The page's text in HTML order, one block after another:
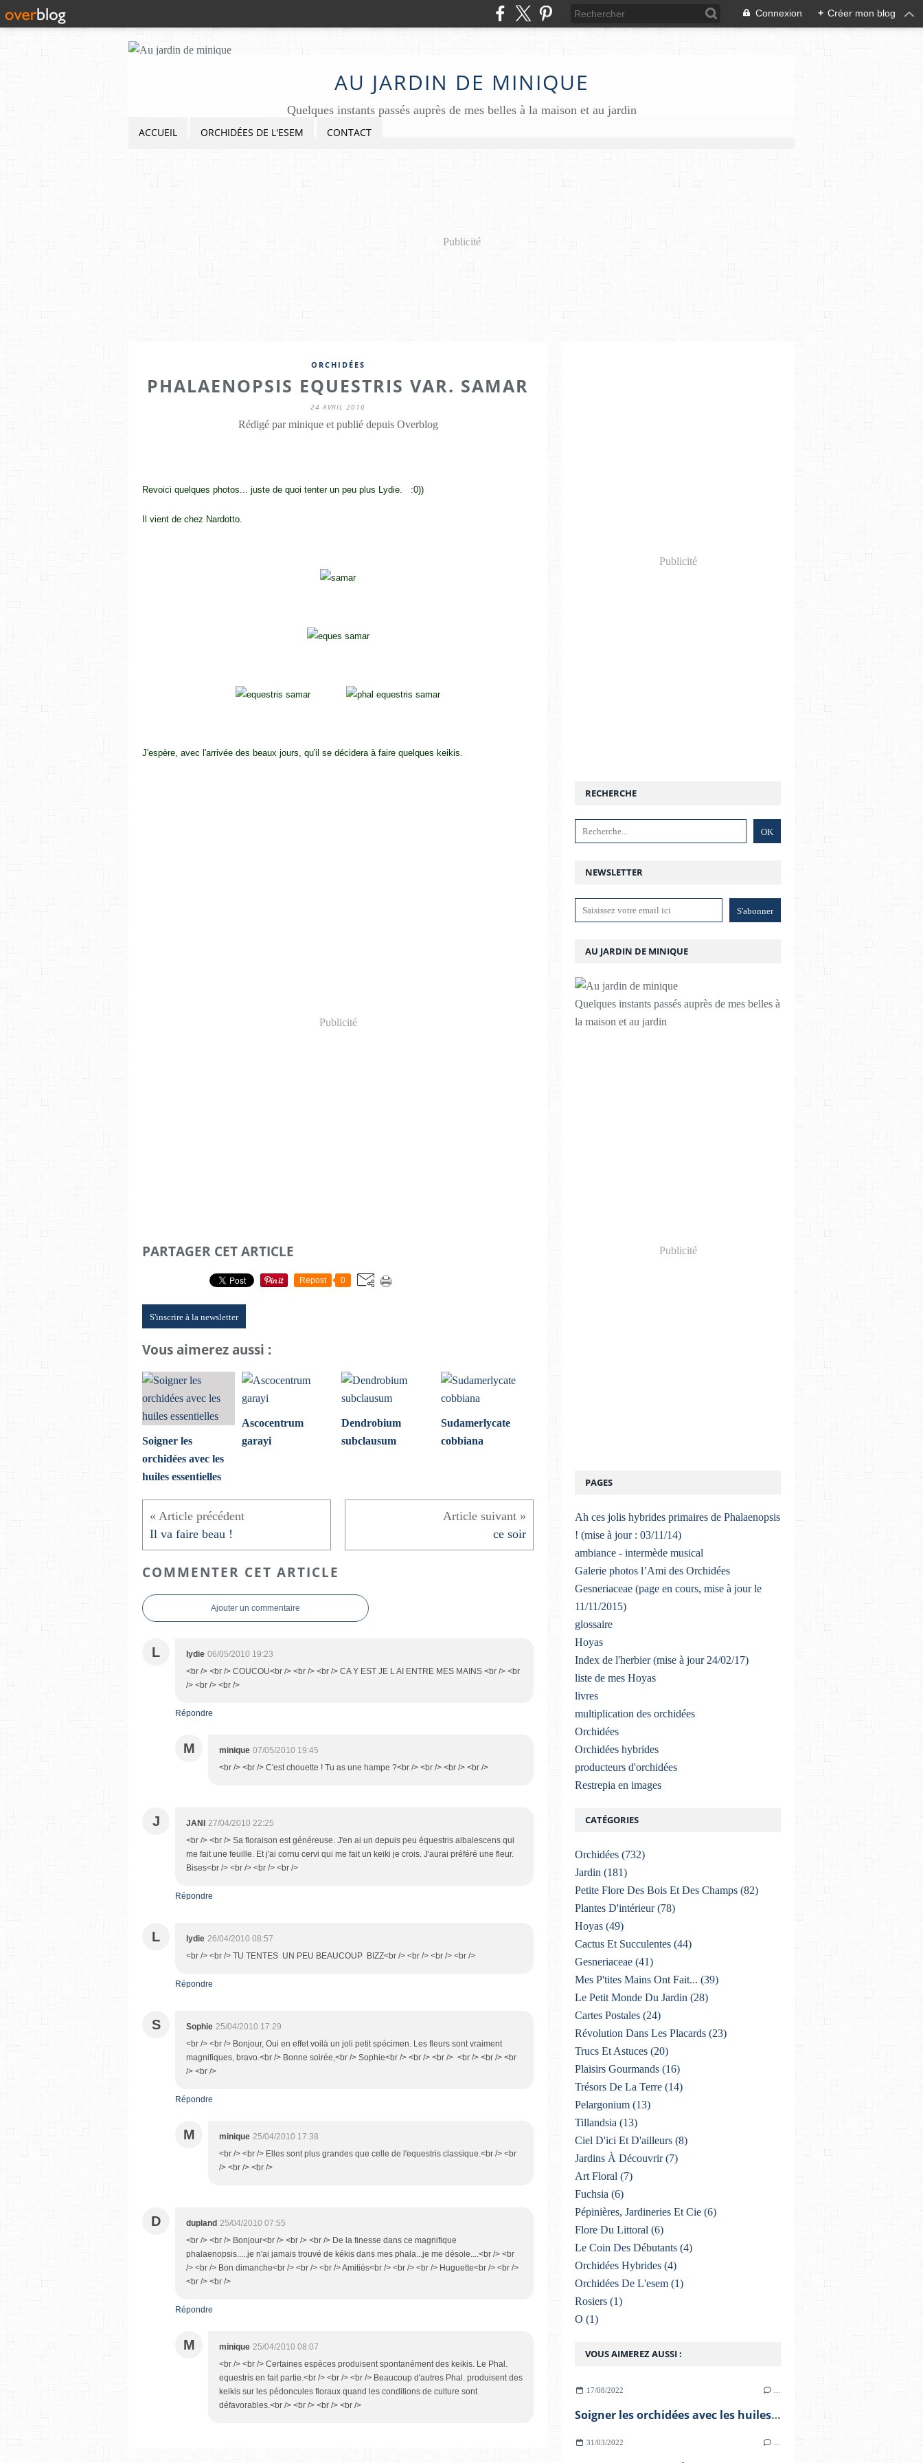
Connexion + Créer mon blog
AU JARDIN DE MINIQUE
Quelques instants passés auprès de mes belles à la maison et au jardin
ACCUEIL ORCHIDÉES DE L'ESEM CONTACT
Publicité
ORCHIDÉES
PHALAENOPSIS EQUESTRIS VAR. SAMAR
24 AVRIL 2010
Rédigé par minique et publié depuis Overblog
Revoici quelques photos... juste de quoi tenter un peu plus Lydie. :0))
Il vient de chez Nardotto.
J'espère, avec l'arrivée des beaux jours, qu'il se décidera à faire quelques keikis.
Publicité
PARTAGER CET ARTICLE
Repost 0
S'inscrire à la newsletter
Vous aimerez aussi :
Soigner les
orchidées avec les
huiles essentielles
Ascocentrum
garayi
Dendrobium
subclausum
Sudamerlycate
cobbiana
Il va faire beau ! ce soir
COMMENTER CET ARTICLE
Ajouter un commentaire
L lydie 06/05/2010 19:23
<br /> <br /> COUCOU<br /> <br /> <br /> CA Y EST JE L AI ENTRE MES MAINS <br /> <br
/> <br /> <br />
Répondre
M minique 07/05/2010 19:45
<br /> <br /> C'est chouette ! Tu as une hampe ?<br /> <br /> <br /> <br />
J JANI 27/04/2010 22:25
<br /> <br /> Sa floraison est généreuse. J'en ai un depuis peu équestris albalescens qui
me fait une feuille. Et j'ai cornu cervi qui me fait un keiki je crois. J'aurai préféré une fleur.
Bises<br /> <br /> <br /> <br />
Répondre
L lydie 26/04/2010 08:57
<br /> <br /> TU TENTES UN PEU BEAUCOUP BIZZ<br /> <br /> <br /> <br />
Répondre
S Sophie 25/04/2010 17:29
<br /> <br /> Bonjour, Oui en effet voilà un joli petit spécimen. Les fleurs sont vraiment
magnifiques, bravo.<br /> Bonne soirée,<br /> Sophie<br /> <br /> <br /> <br /> <br /> <br
/> <br />
Répondre
M minique 25/04/2010 17:38
<br /> <br /> Elles sont plus grandes que celle de l'equestris classique.<br /> <br
/> <br /> <br />
D dupland 25/04/2010 07:55
<br /> <br /> Bonjour<br /> <br /> <br /> De la finesse dans ce magnifique
phalaenopsis.....je n'ai jamais trouvé de kékis dans mes phala...je me désole....<br /> <br
/> <br /> Bon dimanche<br /> <br /> <br /> Amitiés<br /> <br /> <br /> Huguette<br /> <br />
<br /> <br />
Répondre
M minique 25/04/2010 08:07
<br /> <br /> Certaines espèces produisent spontanément des keikis. Le Phal.
equestris en fait partie.<br /> <br /> <br /> Beaucoup d'autres Phal. produisent des
keikis sur les pédoncules floraux quand les conditions de culture sont
défavorables.<br /> <br /> <br /> <br />
Publicité
NEWSLETTER
RECHERCHE
AU JARDIN DE MINIQUE
Quelques instants passés auprès de mes belles à
la maison et au jardin
Publicité
VOUS AIMEREZ AUSSI :
17/08/2022
Soigner les orchidées avec les huiles essentielles
31/03/2022
PAGES
Ah ces jolis hybrides primaires de Phalaenopsis
! (mise à jour : 03/11/14)
ambiance - intermède musical
Galerie photos l’Ami des Orchidées
Gesneriaceae (page en cours, mise à jour le
11/11/2015)
glossaire
Hoyas
Index de l'herbier (mise à jour 24/02/17)
liste de mes Hoyas
livres
multiplication des orchidées
Orchidées
Orchidées hybrides
producteurs d'orchidées
Restrepia en images
CATÉGORIES
Orchidées (732)
Jardin (181)
Petite Flore Des Bois Et Des Champs (82)
Plantes D'intérieur(78)
Hoyas (49)
Cactus Et Succulentes (44)
Gesneriaceae (41)
Mes P'tites Mains Ont Fait... (39)
Le Petit Monde Du Jardin (28)
Cartes Postales (24)
Révolution Dans Les Placards (23)
Trucs Et Astuces (20)
Plaisirs Gourmands (16)
Trésors De La Terre (14)
Pelargonium (13)
Tillandsia (13)
Ciel D'ici Et D'ailleurs (8)
Jardins À Découvrir(7)
Art Floral (7)
Fuchsia (6)
Pépinières, Jardineries Et Cie (6)
Flore Du Littoral (6)
Le Coin Des Débutants (4)
Orchidées Hybrides (4)
Orchidées De L'esem (1)
Rosiers (1)
O (1)